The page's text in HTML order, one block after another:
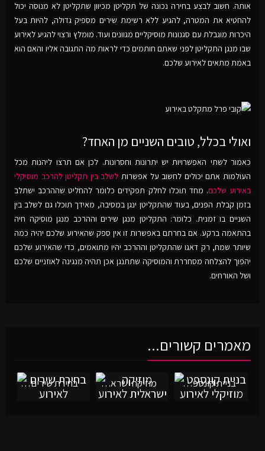
אותה. חשוב לבצע בחירה נכונה של תקליטן מכיוון שתקליטן לא מנוסה יכול
להחטיא את המטרה, להגיע ללא רשימת שירים מספיק גדולה, להיות בעל
היכרות מוגבלת עם סגנונות מוסיקליים מגוונים ועוד. מומלץ ורצוי להגיע לאירוע
שבו מנגן התקליטן לפני שאתם חותמים כדי לראות מה התגובה אליו והאם הוא
באמת מתאים לאירוע שלכם.
ואולי בכלל, טובים השניים מן האחד?
כאמור לשתי האפשרויות יש יתרונות וחסרונות. לכן אם תרצו ליהנות מכל
העולמות אתם יכולים לחשוב על אפשרות לשלב בין תקליטן להרכב מוסיקלי
באירוע שלכם. מחד תוכלו לחלק תפקידים כלומר להחליט שההרכב ישתלב
בזמן קבלת הפנים, בעוד שהתקליטן ינגן במסיבה, מאידך תוכלו גם לשלב בין
השניים בו זמנית. כלומר: התקליטן מנגן שירים וההרכב מנגן מוסיקה חיה
בהתאמה ברקע. אם בחרתם באפשרות זו אין ספק שהאירוע שלכם יהיה כמה
שיותר שמח, רק דאגו שהתקליטן וההרכב יהיו מתואמים, כדי שהאירוע שלכם
יהפוך להצלחה מסחררת והמוסיקה שתתנגן אכן תהיה מנגינה לאוזניים שלכם
ושל האורחים.
מאמרים קשורים...
בחירת שירים לאירוע מוזיקה ישראלית לאירוע בניית קונספט מוזיקלי לאירוע